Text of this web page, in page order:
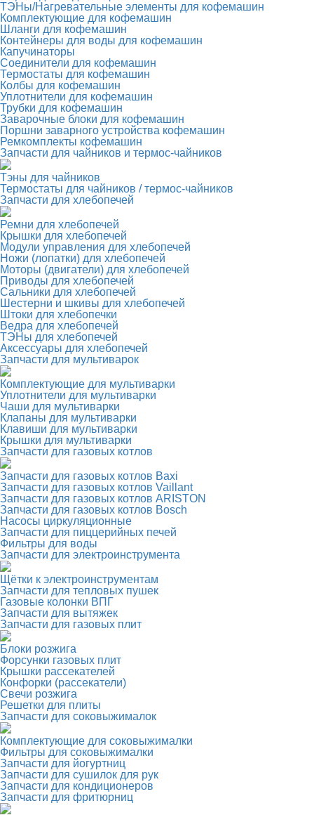
ТЭНы/Нагревательные элементы для кофемашин
Комплектующие для кофемашин
Шланги для кофемашин
Контейнеры для воды для кофемашин
Капучинаторы
Соединители для кофемашин
Термостаты для кофемашин
Колбы для кофемашин
Уплотнители для кофемашин
Трубки для кофемашин
Заварочные блоки для кофемашин
Поршни заварного устройства кофемашин
Ремкомплекты кофемашин
Запчасти для чайников и термос-чайников
Тэны для чайников
Термостаты для чайников / термос-чайников
Запчасти для хлебопечей
Ремни для хлебопечей
Крышки для хлебопечей
Модули управления для хлебопечей
Ножи (лопатки) для хлебопечей
Моторы (двигатели) для хлебопечей
Приводы для хлебопечей
Сальники для хлебопечей
Шестерни и шкивы для хлебопечей
Штоки для хлебопечки
Ведра для хлебопечей
ТЭНы для хлебопечей
Аксессуары для хлебопечей
Запчасти для мультиварок
Комплектующие для мультиварки
Уплотнители для мультиварки
Чаши для мультиварки
Клапаны для мультиварки
Клавиши для мультиварки
Крышки для мультиварки
Запчасти для газовых котлов
Запчасти для газовых котлов Baxi
Запчасти для газовых котлов Vaillant
Запчасти для газовых котлов ARISTON
Запчасти для газовых котлов Bosch
Насосы циркуляционные
Запчасти для пиццерийных печей
Фильтры для воды
Запчасти для электроинструмента
Щётки к электроинструментам
Запчасти для тепловых пушек
Газовые колонки ВПГ
Запчасти для вытяжек
Запчасти для газовых плит
Блоки розжига
Форсунки газовых плит
Крышки рассекателей
Конфорки (рассекатели)
Свечи розжига
Решетки для плиты
Запчасти для соковыжималок
Комплектующие для соковыжималки
Фильтры для соковыжималки
Запчасти для йогуртниц
Запчасти для сушилок для рук
Запчасти для кондиционеров
Запчасти для фритюрниц